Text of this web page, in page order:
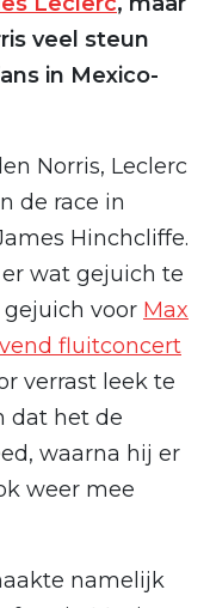
veel steun
in Mexico-
Norris, Leclerc
de race in
Hinchcliffe.
wat gejuich te
gejuich voor Max
fluitconcert
verrast leek te
dat het de
waarna hij er
weer mee
namelijk